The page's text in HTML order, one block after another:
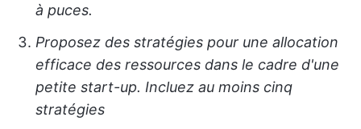
à puces.
Proposez des stratégies pour une allocation
efficace des ressources dans le cadre d'une
petite start-up. Incluez au moins cinq
stratégies